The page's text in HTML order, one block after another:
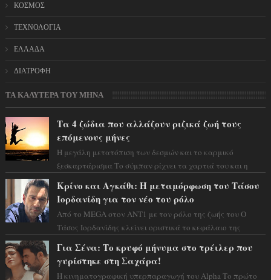
ΚΟΣΜΟΣ
ΤΕΧΝΟΛΟΓΙΑ
ΕΛΛΑΔΑ
ΔΙΑΤΡΟΦΗ
ΤΑ ΚΑΛΥΤΕΡΑ ΤΟΥ ΜΗΝΑ
Τα 4 ζώδια που αλλάζουν ριζικά ζωή τους
επόμενους μήνες
Η μεγάλη μετατόπιση των δεσμών και το καρμικό
ξεσκαρτάρισμα Το σύμπαν ρίχνει τα χαρτιά του και η
Κρίνο και Αγκάθι: Η μεταμόρφωση του Τάσου
Ιορδανίδη για τον νέο του ρόλο
Από το MEGA στον ΑΝΤ1 με τον ρόλο της ζωής του Ο
Τάσος Ιορδανίδης κλείνει οριστικά το κεφάλαιο της
Για Σένα: Το κρυφό μήνυμα στο τρέιλερ που
γυρίστηκε στη Σαχάρα!
Η κινηματογραφική υπερπαραγωγή του Alpha Το πρώτο